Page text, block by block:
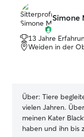
Simone
13 Jahre
Weiden in der
Über: Tiere
vielen Jahren.
meinen Kater
haben und ihn bis